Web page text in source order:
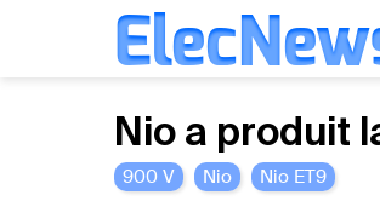
Nio a produit
900 V Nio Nio ET9